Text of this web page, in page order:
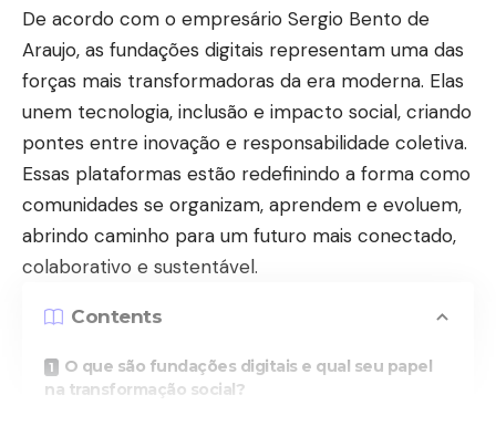
De acordo com o empresário Sergio Bento de
Araujo, as fundações digitais representam uma das
forças mais transformadoras da era moderna. Elas
unem tecnologia, inclusão e impacto social, criando
pontes entre inovação e responsabilidade coletiva.
Essas plataformas estão redefinindo a forma como
comunidades se organizam, aprendem e evoluem,
abrindo caminho para um futuro mais conectado,
colaborativo e sustentável.
Contents
O que são fundações digitais e qual seu papel
na transformação social?